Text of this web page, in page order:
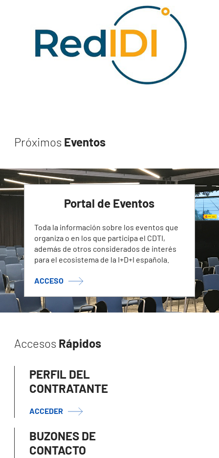
Próximos Eventos
Portal de Eventos
Toda la información sobre los eventos que
organiza o en los que participa el CDTI,
además de otros considerados de interés
para el ecosistema de la I+D+I española.
ACCESO
Accesos Rápidos
PERFIL DEL
CONTRATANTE
ACCEDER
BUZONES DE
CONTACTO